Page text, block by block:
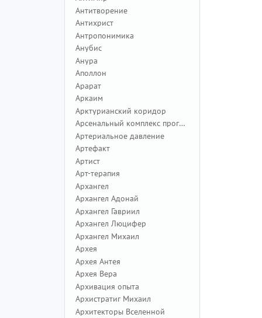
Антитворение
Антихрист
Антропонимика
Анубис
Анура
Аполлон
Арарат
Аркаим
Арктурианский коридор
Арсенальный комплекс программ
Артериальное давление
Артефакт
Артист
Арт-терапия
Архангел
Архангел Адонай
Архангел Гавриил
Архангел Люцифер
Архангел Михаил
Архея
Архея Антея
Архея Вера
Архивация опыта
Архистратиг Михаил
Архитекторы Вселенной